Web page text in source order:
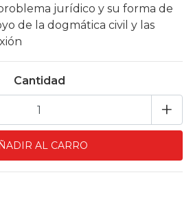
jurídico y su forma de
de la dogmática civil y las
Cantidad
+